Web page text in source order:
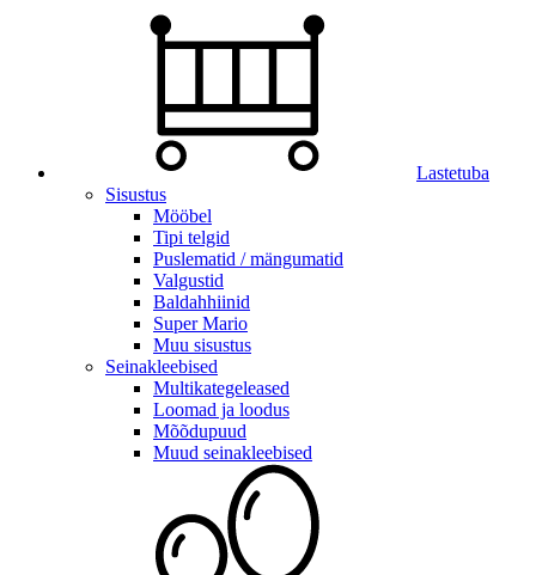
Lastetuba
Sisustus
Mööbel
Tipi telgid
Puslematid / mängumatid
Valgustid
Baldahhiinid
Super Mario
Muu sisustus
Seinakleebised
Multikategeleased
Loomad ja loodus
Mõõdupuud
Muud seinakleebised